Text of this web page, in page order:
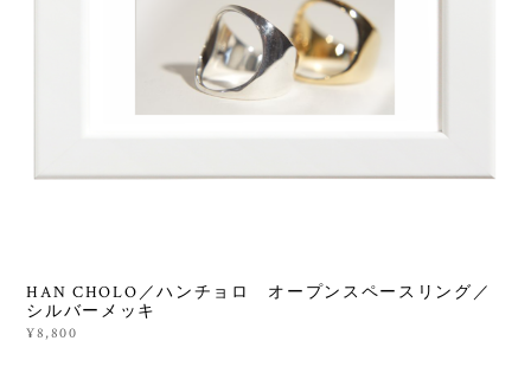
HAN CHOLO／ハンチョロ オープンスペースリング／
シルバーメッキ
¥8,800